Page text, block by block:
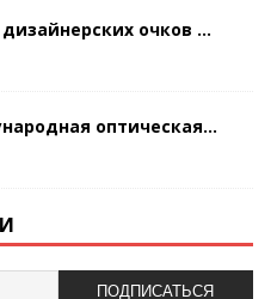
очков ...
оптическая...
ПОДПИСАТЬСЯ